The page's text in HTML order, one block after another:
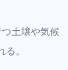
土壌や気候
。